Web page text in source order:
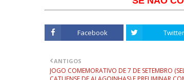
Facebook Twitter
ANTIGOS
JOGO COMEMORATIVO DE 7 DE SETEMBRO